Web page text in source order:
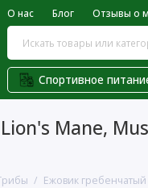
О нас Блог Отзывы о
Спортивное
Mane,
Ежовик гребенчатый